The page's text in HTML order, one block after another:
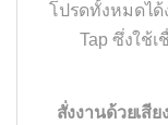
โปรดทั้งหมดได้
Tap ซึ่งใช้
สั่งงานด้วยเสี